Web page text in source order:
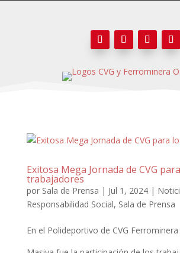
Exitosa Mega Jornada de CVG
trabajadores
por Sala de Prensa | Jul 1, 2024|
Responsabilidad Social, Sala de Prensa
En el Polideportivo de CVG